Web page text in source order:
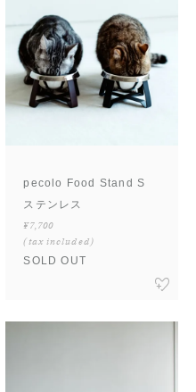
pecolo Food Stand S
ステンレス
¥7,700
(tax included)
SOLD OUT